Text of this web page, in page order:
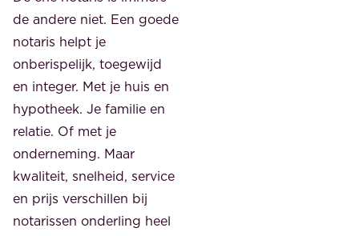
de andere niet. Een goede
notaris helpt je
onberispelijk, toegewijd
en integer. Met je huis en
hypotheek. Je familie en
relatie. Of met je
onderneming. Maar
kwaliteit, snelheid, service
en prijs verschillen bij
notarissen onderling heel